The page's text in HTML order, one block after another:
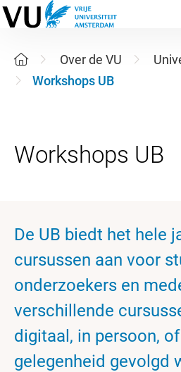
Over de VU
Workshops UB
De UB biedt het hele
cursussen aan voor
onderzoekers en
verschillende
digitaal, in persoon,
gelegenheid gevolgd